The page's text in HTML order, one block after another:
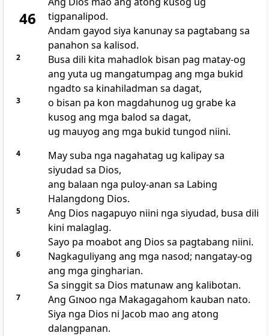
46
tigpanalipod.
Andam gayod siya kanunay sa pagtabang sa
panahon sa kalisod.
2
Busa dili kita mahadlok bisan pag matay-og
ang yuta ug mangatumpag ang mga bukid
ngadto sa kinahiladman sa dagat,
3
o bisan pa kon magdahunog ug grabe ka
kusog ang mga balod sa dagat,
ug mauyog ang mga bukid tungod niini.
4
May suba nga nagahatag ug kalipay sa
siyudad sa Dios,
ang balaan nga puloy-anan sa Labing
Halangdong Dios.
5
Ang Dios nagapuyo niini nga siyudad, busa dili
kini malaglag.
Sayo pa moabot ang Dios sa pagtabang niini.
6
Nagkaguliyang ang mga nasod; nangatay-og
ang mga gingharian.
Sa singgit sa Dios matunaw ang kalibotan.
7 Ang Ginoonga Makagagahom kauban nato.
Siya nga Dios ni Jacob mao ang atong
dalangpanan.